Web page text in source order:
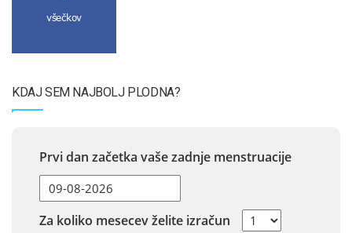
všečkov
KDAJ SEM NAJBOLJ PLODNA?
Prvi dan začetka vaše zadnje menstruacije
Za koliko mesecev želite izračun